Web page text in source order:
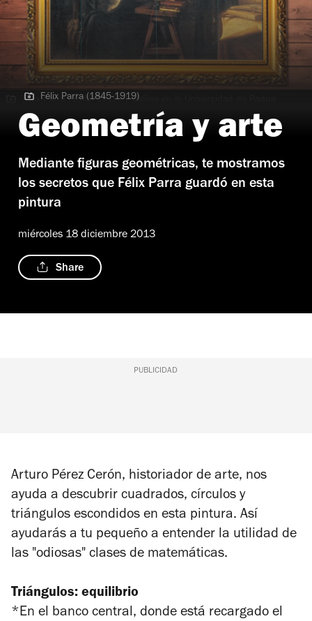
Félix Parra (1845-1919) | Galileo en la Universidad de Padua
demostrando las nuevas teorías astronómicas
Félix Parra (1845-1919)
Geometría y arte
Mediante figuras geométricas, te mostramos
los secretos que Félix Parra guardó en esta
pintura
miércoles 18 diciembre 2013
Share
PUBLICIDAD
Arturo Pérez Cerón, historiador de arte, nos
ayuda a descubrir cuadrados, círculos y
triángulos escondidos en esta pintura. Así
ayudarás a tu pequeño a entender la utilidad de
las "odiosas" clases de matemáticas.
Triángulos: equilibrio
*En el banco central, donde está recargado el